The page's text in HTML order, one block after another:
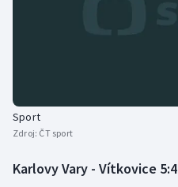
Sport
Zdroj: ČT sport
Karlovy Vary - Vítkovice 5:4